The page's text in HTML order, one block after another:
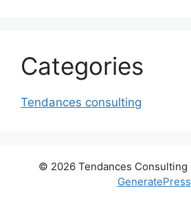
Categories
Tendances consulting
© 2026 Tendances Consulting
GeneratePress